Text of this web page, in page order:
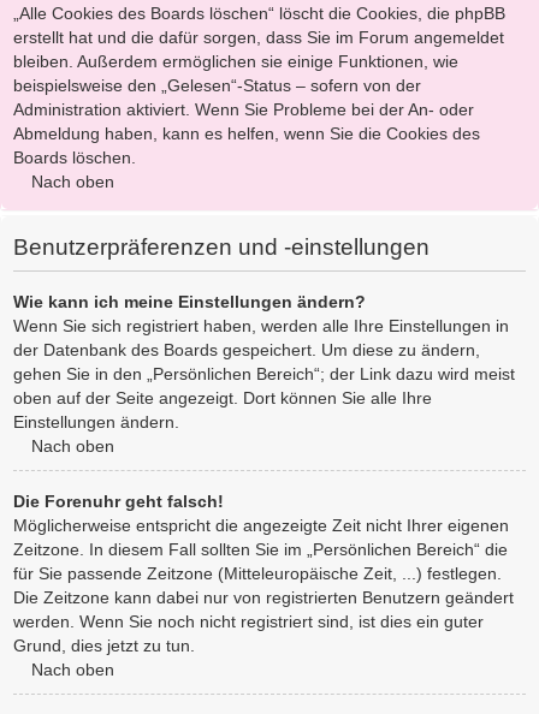
„Alle Cookies des Boards löschen“ löscht die Cookies, die phpBB
erstellt hat und die dafür sorgen, dass Sie im Forum angemeldet
bleiben. Außerdem ermöglichen sie einige Funktionen, wie
beispielsweise den „Gelesen“-Status – sofern von der
Administration aktiviert. Wenn Sie Probleme bei der An- oder
Abmeldung haben, kann es helfen, wenn Sie die Cookies des
Boards löschen.
Nach oben
Benutzerpräferenzen und -einstellungen
Wie kann ich meine Einstellungen ändern?
Wenn Sie sich registriert haben, werden alle Ihre Einstellungen in
der Datenbank des Boards gespeichert. Um diese zu ändern,
gehen Sie in den „Persönlichen Bereich“; der Link dazu wird meist
oben auf der Seite angezeigt. Dort können Sie alle Ihre
Einstellungen ändern.
Nach oben
Die Forenuhr geht falsch!
Möglicherweise entspricht die angezeigte Zeit nicht Ihrer eigenen
Zeitzone. In diesem Fall sollten Sie im „Persönlichen Bereich“ die
für Sie passende Zeitzone (Mitteleuropäische Zeit, ...) festlegen.
Die Zeitzone kann dabei nur von registrierten Benutzern geändert
werden. Wenn Sie noch nicht registriert sind, ist dies ein guter
Grund, dies jetzt zu tun.
Nach oben